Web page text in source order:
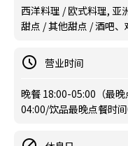
西洋料理 / 欧式料理, 亚
甜点 / 其他甜点 / 酒吧
营业时间
晚餐 18:00-05:00（最
04:00/饮品最晚点餐时间